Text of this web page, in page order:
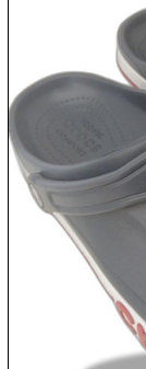
Megaabverkauf
08.08:

08.08: